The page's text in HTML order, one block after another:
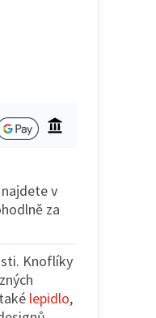
v
za
Knoflíky
lepidlo,